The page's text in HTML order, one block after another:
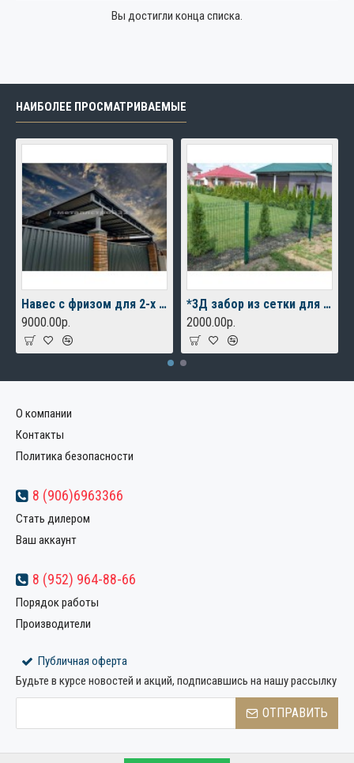
Вы достигли конца списка.
НАИБОЛЕЕ ПРОСМАТРИВАЕМЫЕ
Навес с фризом для 2-х автомобилей
9000.00р.
*3Д забор из сетки для дачного дома
2000.00р.
О компании
Контакты
Политика безопасности
8 (906)6963366
Стать дилером
Ваш аккаунт
8 (952) 964-88-66
Порядок работы
Производители
Публичная оферта
Будьте в курсе новостей и акций, подписавшись на нашу рассылку
ОТПРАВИТЬ